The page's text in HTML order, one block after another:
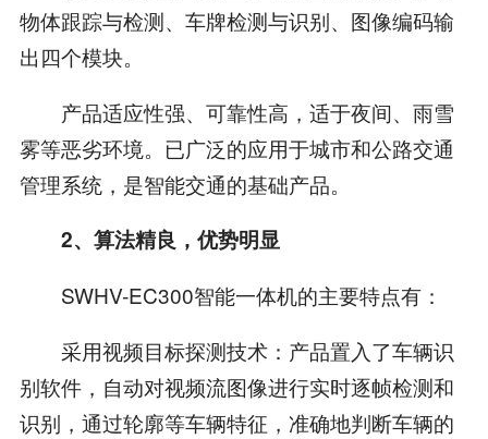
物体跟踪与检测、车牌检测与识别、图像编码输
出四个模块。
产品适应性强、可靠性高，适于夜间、雨雪
雾等恶劣环境。已广泛的应用于城市和公路交通
管理系统，是智能交通的基础产品。
2、算法精良，优势明显
SWHV-EC300智能一体机的主要特点有：
采用视频目标探测技术：产品置入了车辆识
别软件，自动对视频流图像进行实时逐帧检测和
识别，通过轮廓等车辆特征，准确地判断车辆的